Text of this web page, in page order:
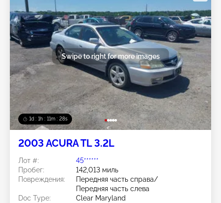
1d : 1h : 11m : 25s
Swipe to right for more images
2003 ACURA TL 3.2L
Лот #:
45******
Пробег:
142,013 миль
Повреждения:
Передняя часть справа/
Передняя часть слева
Doc Type:
Clear Maryland